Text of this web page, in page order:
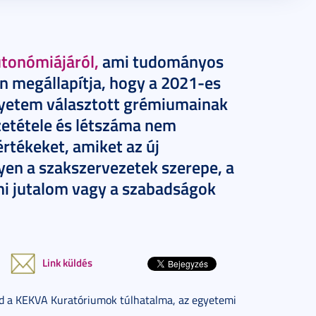
ami tudományos
megállapítja, hogy a 2021-es
választott grémiumainak
és létszáma nem
amiket az új
a szakszervezetek szerepe, a
jutalom vagy a szabadságok
Link küldés
KEKVA Kuratóriumok túlhatalma, az egyetemi